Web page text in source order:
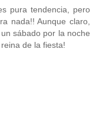
pura tendencia, pero
nada!! Aunque claro,
sábado por la noche
de la fiesta!